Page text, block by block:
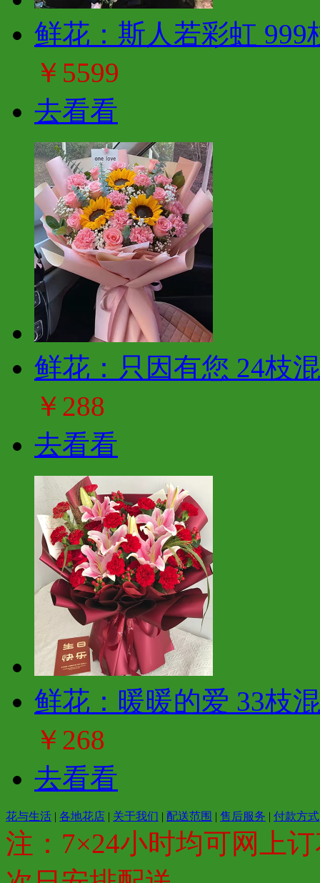
鲜花：斯人若彩虹 999
￥5599
去看看
鲜花：只因有您 24枝
￥288
去看看
鲜花：暖暖的爱 33枝
￥268
去看看
花与生活 | 各地花店 | 关于我们 | 配送范围 | 售后服务 | 付款方式
注：7×24小时均可网上